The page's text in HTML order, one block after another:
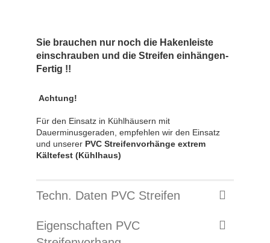
Sie brauchen nur noch die Hakenleiste
einschrauben und die Streifen einhängen-
Fertig !!
Achtung!
Für den Einsatz in Kühlhäusern mit
Dauerminusgeraden, empfehlen wir den Einsatz
und unserer PVC Streifenvorhänge extrem
Kältefest (Kühlhaus)
Techn. Daten PVC Streifen
Eigenschaften PVC